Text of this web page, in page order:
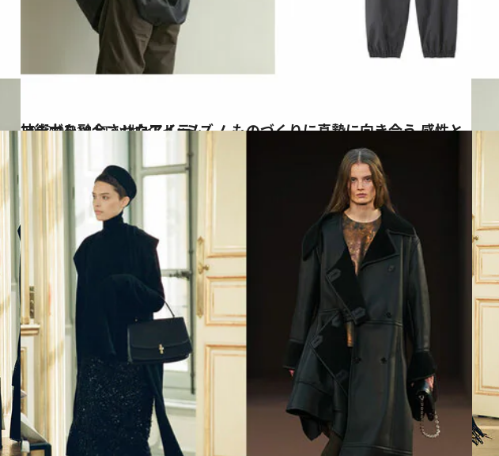
2022.9.11
マーガレット・ハウエル×ミズノ ものづくりに真摯に向き合う 感性と技術力を融合させたアイテム
コミック ＆ エッセイ